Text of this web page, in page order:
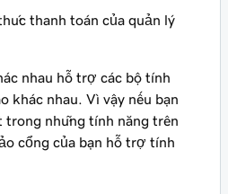
thanh toán của quản lý
nhau hỗ trợ các bộ tính
khác nhau. Vì vậy nếu bạn
trong những tính năng trên
cổng của bạn hỗ trợ tính